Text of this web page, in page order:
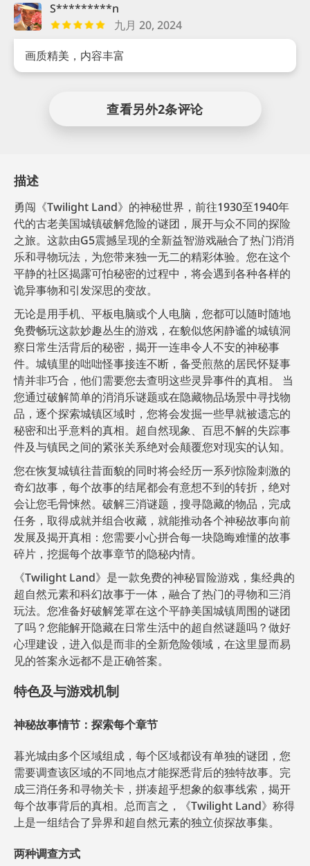
S*********n
九月 20, 2024
画质精美，内容丰富
查看另外2条评论
描述
勇闯《Twilight Land》的神秘世界，前往1930至1940年
代的古老美国城镇破解危险的谜团，展开与众不同的探险
之旅。这款由G5震撼呈现的全新益智游戏融合了热门消消
乐和寻物玩法，为您带来独一无二的精彩体验。您在这个
平静的社区揭露可怕秘密的过程中，将会遇到各种各样的
诡异事物和引发深思的变故。
无论是用手机、平板电脑或个人电脑，您都可以随时随地
免费畅玩这款妙趣丛生的游戏，在貌似悠闲静谧的城镇洞
察日常生活背后的秘密，揭开一连串令人不安的神秘事
件。城镇里的咄咄怪事接连不断，备受煎熬的居民怀疑事
情并非巧合，他们需要您去查明这些灵异事件的真相。 当
您通过破解简单的消消乐谜题或在隐藏物品场景中寻找物
品，逐个探索城镇区域时，您将会发掘一些早就被遗忘的
秘密和出乎意料的真相。超自然现象、百思不解的失踪事
件及与镇民之间的紧张关系绝对会颠覆您对现实的认知。
您在恢复城镇往昔面貌的同时将会经历一系列惊险刺激的
奇幻故事，每个故事的结尾都会有意想不到的转折，绝对
会让您毛骨悚然。破解三消谜题，搜寻隐藏的物品，完成
任务，取得成就并组合收藏，就能推动各个神秘故事向前
发展及揭开真相：您需要小心拼合每一块隐晦难懂的故事
碎片，挖掘每个故事章节的隐秘内情。
《Twilight Land》是一款免费的神秘冒险游戏，集经典的
超自然元素和科幻故事于一体，融合了热门的寻物和三消
玩法。您准备好破解笼罩在这个平静美国城镇周围的谜团
了吗？您能解开隐藏在日常生活中的超自然谜题吗？做好
心理建设，进入似是而非的全新危险领域，在这里显而易
见的答案永远都不是正确答案。
特色及与游戏机制
神秘故事情节：探索每个章节
暮光城由多个区域组成，每个区域都设有单独的谜团，您
需要调查该区域的不同地点才能探悉背后的独特故事。完
成三消任务和寻物关卡，拼凑超乎想象的叙事线索，揭开
每个故事背后的真相。总而言之，《Twilight Land》称得
上是一组结合了异界和超自然元素的独立侦探故事集。
两种调查方式